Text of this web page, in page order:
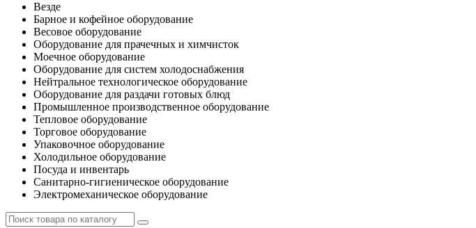
Везде
Барное и кофейное оборудование
Весовое оборудование
Оборудование для прачечных и химчисток
Моечное оборудование
Оборудование для систем холодоснабжения
Нейтральное технологическое оборудование
Оборудование для раздачи готовых блюд
Промышленное производственное оборудование
Тепловое оборудование
Торговое оборудование
Упаковочное оборудование
Холодильное оборудование
Посуда и инвентарь
Санитарно-гигиеническое оборудование
Электромеханическое оборудование